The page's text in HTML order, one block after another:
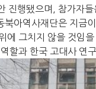
진행됐으며, 참가자
아역사재단은 지금
에 그치지 않을 것임
할과 한국 고대사 연